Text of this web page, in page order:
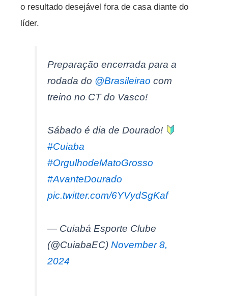
o resultado desejável fora de casa diante do
líder.
Preparação encerrada para a
rodada do @Brasileirao com
treino no CT do Vasco!
Sábado é dia de Dourado!
#Cuiaba
#OrgulhodeMatoGrosso
#AvanteDourado
pic.twitter.com/6YVydSgKaf
— Cuiabá Esporte Clube
(@CuiabaEC)November 8,
2024